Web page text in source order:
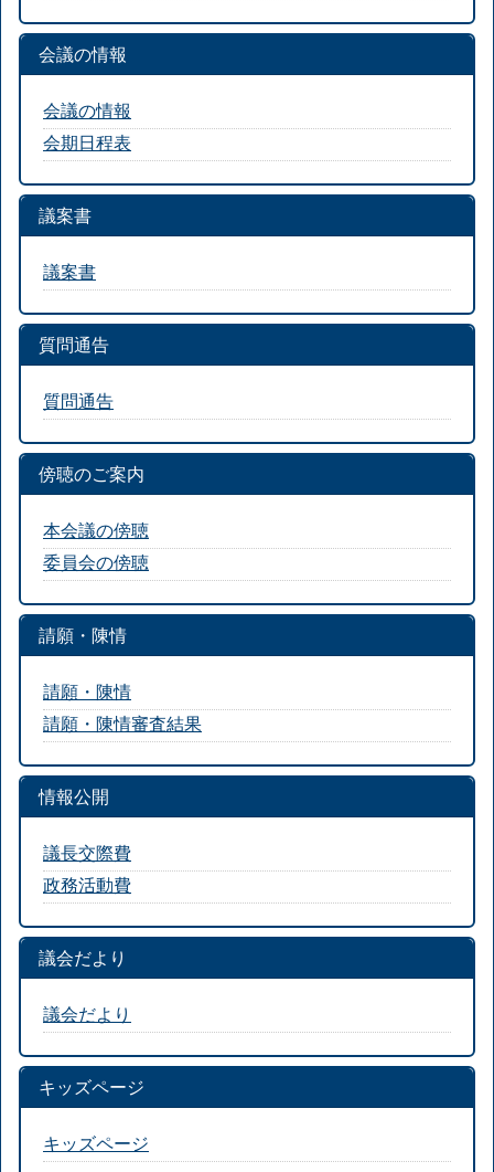
会議の情報
会議の情報
会期日程表
議案書
議案書
質問通告
質問通告
傍聴のご案内
本会議の傍聴
委員会の傍聴
請願・陳情
請願・陳情
請願・陳情審査結果
情報公開
議長交際費
政務活動費
議会だより
議会だより
キッズページ
キッズページ